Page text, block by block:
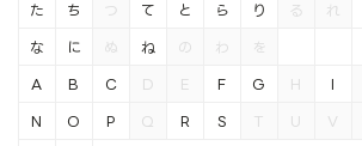
た ち つ て と
な に ぬ ね の
ら り る れ
わ を
A B C D E F G H I
N O P Q R S T U V